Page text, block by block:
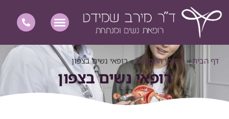
דף הבית»תחומי התמחות»רופאי נשים בצפון
רופאי נשים בצפון